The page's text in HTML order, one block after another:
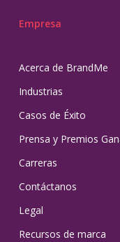
Empresa
Acerca de BrandMe
Industrias
Casos de Éxito
Prensa y Premios
Carreras
Contáctanos
Legal
Recursos de marca